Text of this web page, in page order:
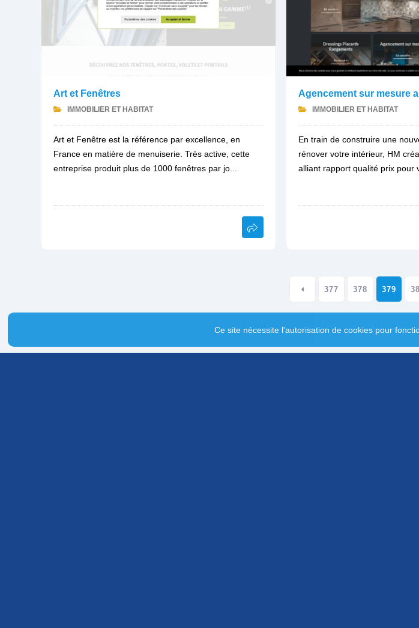
Art et Fenêtres
IMMOBILIER ET HABITAT
Art et Fenêtre est la référence par excellence, en
France en matière de menuiserie. Très active, cette
entreprise produit plus de 1000 fenêtres par jo...
Agencement sur mesure
IMMOBILIER ET HABITAT
En train de construire une
rénover votre intérieur, HM
alliant rapport qualité prix pour
377 378 379
Ce site nécessite l'autorisation de cookies pour